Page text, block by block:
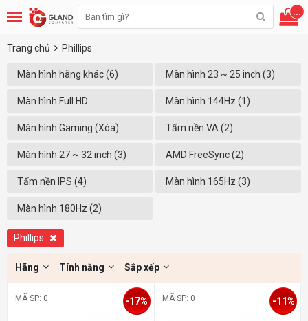
...
Trang chủ Phillips
Màn hình hãng khác (6) Màn hình 23 ~ 25 inch (3)
Màn hình Full HD
(1920x1080) (6)
Màn hình 144Hz (1)
Màn hình Gaming (Xóa) Tấm nền VA (2)
Màn hình 27 ~ 32 inch (3) AMD FreeSync (2)
Tấm nền IPS (4) Màn hình 165Hz (3)
Màn hình 180Hz (2)
Phillips
Hãng Tính năng Sắp xếp
MÃ SP: 0 -17% MÃ SP: 0 -11%